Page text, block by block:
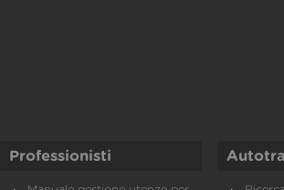
Professionisti